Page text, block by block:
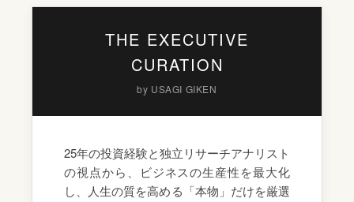
THE EXECUTIVE
CURATION
by USAGI GIKEN
25年の投資経験と独立リサーチアナリスト
の視点から、ビジネスの生産性を最大化
し、人生の質を高める「本物」だけを厳選